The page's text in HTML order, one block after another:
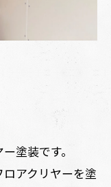
塗装です。
アクリヤーを塗